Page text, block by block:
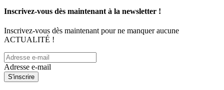
Inscrivez-vous dès maintenant à la newsletter !
Inscrivez-vous dès maintenant pour ne manquer aucune
ACTUALITÉ !
Adresse e-mail
S'inscrire